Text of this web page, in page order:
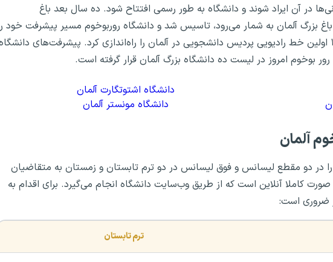
در آن ایراد شوند و دانشگاه به طور رسمی افتتاح شود. ده سال بعد باغ
بزرگ آلمان به شمار می‌رود، تاسیس شد و دانشگاه روربوخوم مسیر پیشرفت خود
به سرعت طی کرد؛ به نحوی که در سال ۱۹۹۷ اولین خط رادیویی پردیس دانشجویی در آلمان را راه‌اندازی کرد. پیشرفت‌های
بوخوم امروز در لیست ده دانشگاه بزرگ آلمان قرار گرفته است.
دانشگاه اشتوتگارت آلمان
دانشگاه مونستر آلمان
آلمان
در دو مقطع لیسانس و فوق لیسانس در دو ترم تابستان و زمستان به متقاضیان
کاملا آنلاین است که از طریق وب‌سایت دانشگاه انجام می‌گیرد. برای اقدام به
ضروری است:
ترم تابستان